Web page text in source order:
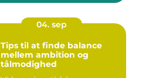
04. sep
Tips til at finde balance
mellem ambition og
tålmodighed